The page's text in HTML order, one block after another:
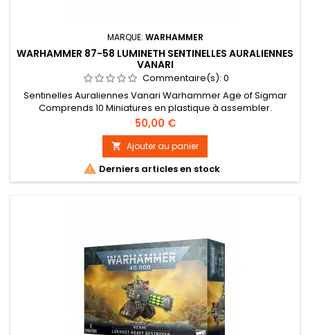
MARQUE: WARHAMMER
WARHAMMER 87-58 LUMINETH SENTINELLES AURALIENNES
VANARI
Commentaire(s): 0
Sentinelles Auraliennes Vanari Warhammer Age of Sigmar
Comprends 10 Miniatures en plastique à assembler.
Prix
50,00 €
 Ajouter au panier
 Derniers articles en stock